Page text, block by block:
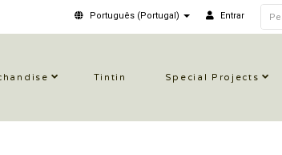
Português (Portugal) Entrar
Tintin Special Projects